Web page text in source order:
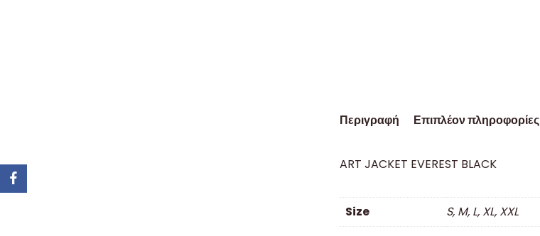
Περιγραφή Επιπλέον πληροφορίες
ART JACKET EVEREST BLACK
Size S, M, L, XL, XXL